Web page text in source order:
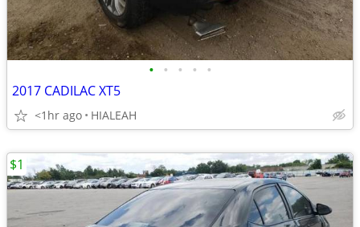
• • • • •
2017 CADILAC XT5
<1hr ago HIALEAH
$1